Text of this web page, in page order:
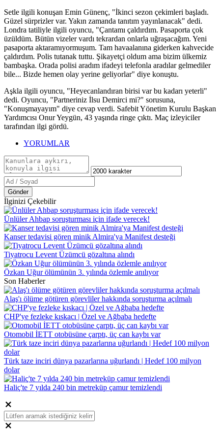
Setle ilgili konuşan Emin Günenç, "İkinci sezon çekimleri başladı.
Güzel sürprizler var. Yakın zamanda tanıtım yayınlanacak" dedi.
Londra tatiliyle ilgili oyuncu, "Çantamı çaldırdım. Pasaporta çok
üzüldüm. Bütün vizeler vardı tekrardan onlarla uğraşacağım. Yeni
pasaporta aktaramıyormuşum. Tam havaalanına giderken kahvecide
çaldırdım. Polis tutanak tuttu. Şikayetçi oldum ama bizim ülkemiz
bambaşka. Orada polisi aradım ifadeyi telefonla aradılar gelmediler
bile... Bizde hemen olay yerine geliyorlar" diye konuştu.
Aşkla ilgili oyuncu, "Heyecanlandıran birisi var bu kadarı yeterli"
dedi. Oyuncu, "Partneriniz İlsu Demirci mi?" sorusuna,
"Konuşmayayım" diye cevap verdi. Safebit Yönetim Kurulu Başkan
Yardımcısı Onur Yeygün, 43 yaşında ringe çıktı. Maç izleyiciler
tarafından ilgi gördü.
YORUMLAR
Gönder
İlginizi Çekebilir
Ünlüler Ahbap soruşturması için ifade verecek!
Kanser tedavisi gören minik Almira'ya Manifest desteği
Tiyatrocu Levent Üzümcü gözaltına alındı
Özkan Uğur ölümünün 3. yılında özlemle anılıyor
Son Haberler
Alaş'ı ölüme götüren görevliler hakkında soruşturma açılmalı
CHP'ye fezleke kıskacı | Özel ve Ağbaba hedefte
Otomobil İETT otobüsüne çarptı, üç can kaybı var
Türk taze inciri dünya pazarlarına uğurlandı | Hedef 100 milyon
dolar
Haliç'te 7 yılda 240 bin metreküp çamur temizlendi